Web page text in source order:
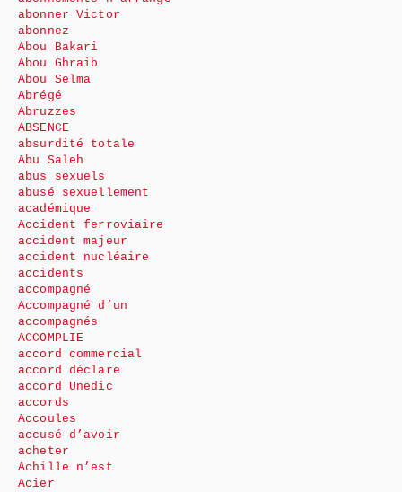
abonner Victor
abonnez
Abou Bakari
Abou Ghraib
Abou Selma
Abrégé
Abruzzes
ABSENCE
absurdité totale
Abu Saleh
abus sexuels
abusé sexuellement
académique
Accident ferroviaire
accident majeur
accident nucléaire
accidents
accompagné
Accompagné d’un
accompagnés
ACCOMPLIE
accord commercial
accord déclare
accord Unedic
accords
Accoules
accusé d’avoir
acheter
Achille n’est
Acier